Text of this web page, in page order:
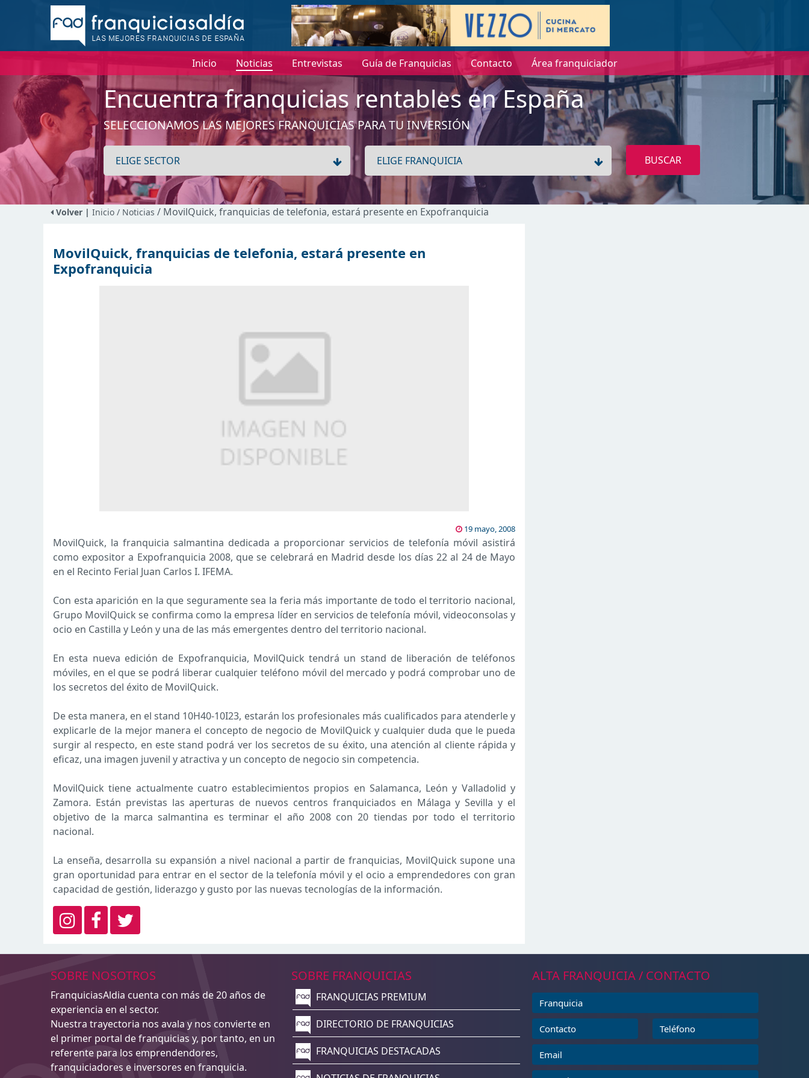
Inicio Noticias Entrevistas Guía de Franquicias Contacto Área franquiciador
Encuentra franquicias rentables en España
SELECCIONAMOS LAS MEJORES FRANQUICIAS PARA TU INVERSIÓN
BUSCAR
Volver | Inicio / Noticias / MovilQuick, franquicias de telefonia, estará presente en Expofranquicia
MovilQuick, franquicias de telefonia, estará presente en
Expofranquicia
19 mayo, 2008
MovilQuick, la franquicia salmantina dedicada a proporcionar servicios de telefonía móvil asistirá
como expositor a Expofranquicia 2008, que se celebrará en Madrid desde los días 22 al 24 de Mayo
en el Recinto Ferial Juan Carlos I. IFEMA.
Con esta aparición en la que seguramente sea la feria más importante de todo el territorio nacional,
Grupo MovilQuick se confirma como la empresa líder en servicios de telefonía móvil, videoconsolas y
ocio en Castilla y León y una de las más emergentes dentro del territorio nacional.
En esta nueva edición de Expofranquicia, MovilQuick tendrá un stand de liberación de teléfonos
móviles, en el que se podrá liberar cualquier teléfono móvil del mercado y podrá comprobar uno de
los secretos del éxito de MovilQuick.
De esta manera, en el stand 10H40-10I23, estarán los profesionales más cualificados para atenderle y
explicarle de la mejor manera el concepto de negocio de MovilQuick y cualquier duda que le pueda
surgir al respecto, en este stand podrá ver los secretos de su éxito, una atención al cliente rápida y
eficaz, una imagen juvenil y atractiva y un concepto de negocio sin competencia.
MovilQuick tiene actualmente cuatro establecimientos propios en Salamanca, León y Valladolid y
Zamora. Están previstas las aperturas de nuevos centros franquiciados en Málaga y Sevilla y el
objetivo de la marca salmantina es terminar el año 2008 con 20 tiendas por todo el territorio
nacional.
La enseña, desarrolla su expansión a nivel nacional a partir de franquicias, MovilQuick supone una
gran oportunidad para entrar en el sector de la telefonía móvil y el ocio a emprendedores con gran
capacidad de gestión, liderazgo y gusto por las nuevas tecnologías de la información.
SOBRE NOSOTROS
FranquiciasAldia cuenta con más de 20 años de
experiencia en el sector.
Nuestra trayectoria nos avala y nos convierte en
el primer portal de franquicias y, por tanto, en un
referente para los emprendendores,
franquiciadores e inversores en franquicia.
SOBRE FRANQUICIAS
FRANQUICIAS PREMIUM
DIRECTORIO DE FRANQUICIAS
FRANQUICIAS DESTACADAS
ALTA FRANQUICIA / CONTACTO